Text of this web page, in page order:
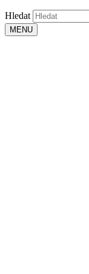
Hledat
MENU